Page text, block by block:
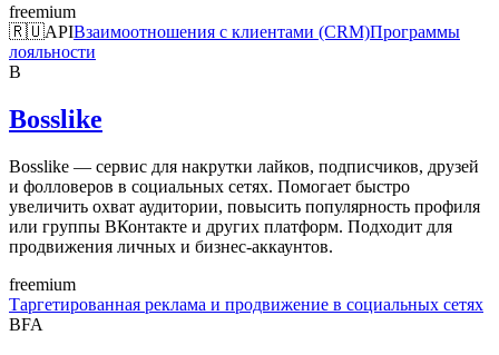
freemium
🇷🇺APIВзаимоотношения с клиентами (CRM)Программы
лояльности
B
Bosslike
Bosslike — сервис для накрутки лайков, подписчиков, друзей
и фолловеров в социальных сетях. Помогает быстро
увеличить охват аудитории, повысить популярность профиля
или группы ВКонтакте и других платформ. Подходит для
продвижения личных и бизнес-аккаунтов.
freemium
Таргетированная реклама и продвижение в социальных сетях
BFA